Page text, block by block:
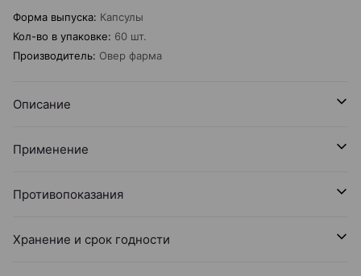
Форма выпуска: Капсулы
Кол-во в упаковке: 60 шт.
Производитель: Овер фарма
Описание
Применение
Противопоказания
Хранение и срок годности